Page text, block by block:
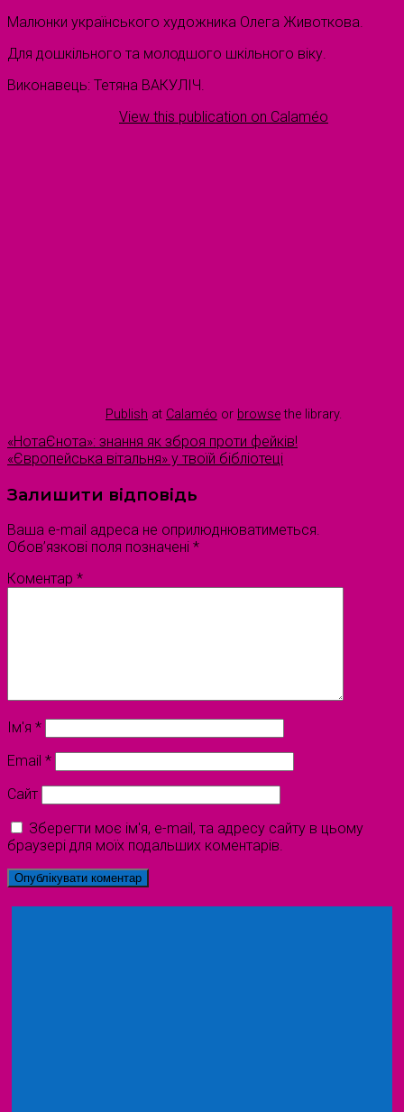
Малюнки українського художника Олега Животкова.
Для дошкільного та молодшого шкільного віку.
Виконавець: Тетяна ВАКУЛІЧ.
View this publication on Calaméo
Publish at Calaméo or browsethe library.
«НотаЄнота»: знання як зброя проти фейків!
«Європейська вітальня» у твоїй бібліотеці
Залишити відповідь
Ваша e-mail адреса не оприлюднюватиметься.
Обов’язкові поля позначені *
Коментар *
Ім'я *
Email *
Сайт
Зберегти моє ім'я, e-mail, та адресу сайту в цьому
браузері для моїх подальших коментарів.